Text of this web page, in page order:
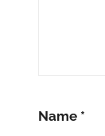
Name *